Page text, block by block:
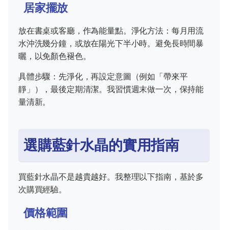
居家擺放
放在書桌或客廳，作為能量點。淨化方法：每月用流
水沖洗幾分鐘，或放在陽光下半小時。避免長時間暴
曬，以免顏色褪色。
具體步驟：先淨化，再設定意圖（例如「帶來平
靜」），最後定期清潔。我習慣週末做一次，保持能
量清新。
選購藍針水晶的實用指南
買藍針水晶不是越貴越好。我整理以下指南，基於多
次購買經驗。
價格範圍